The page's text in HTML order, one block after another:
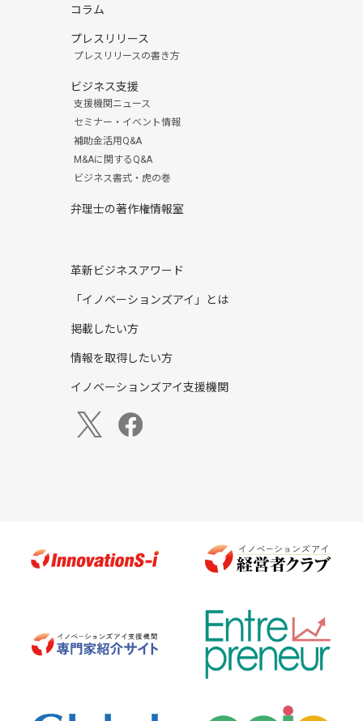
コラム
プレスリリース
プレスリリースの書き方
ビジネス支援
支援機関ニュース
セミナー・イベント情報
補助金活用Q&A
M&Aに関するQ&A
ビジネス書式・虎の巻
弁理士の著作権情報室
革新ビジネスアワード
「イノベーションズアイ」とは
掲載したい方
情報を取得したい方
イノベーションズアイ支援機関